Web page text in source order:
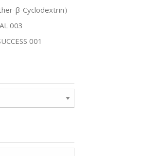
β-Cyclodextrin）
003
001